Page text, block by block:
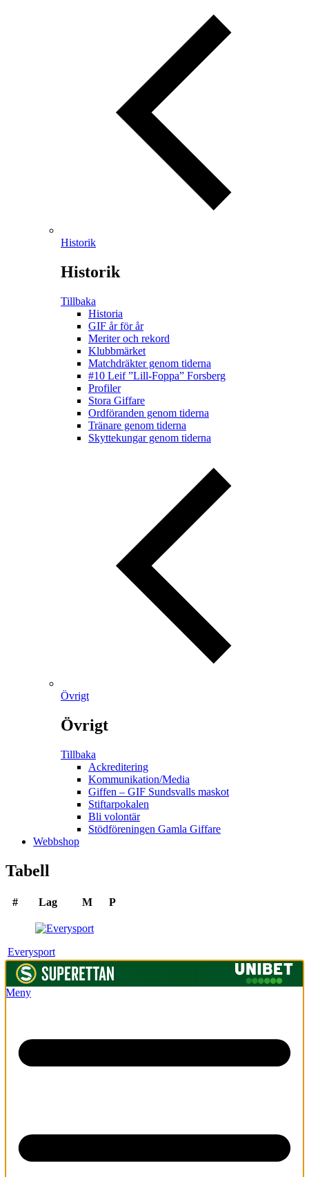
Historik
Historik
Tillbaka
Historia
GIF år för år
Meriter och rekord
Klubbmärket
Matchdräkter genom tiderna
#10 Leif ”Lill-Foppa” Forsberg
Profiler
Stora Giffare
Ordföranden genom tiderna
Tränare genom tiderna
Skyttekungar genom tiderna
Övrigt
Övrigt
Tillbaka
Ackreditering
Kommunikation/Media
Giffen – GIF Sundsvalls maskot
Stiftarpokalen
Bli volontär
Stödföreningen Gamla Giffare
Webbshop
Tabell
# Lag M P
Everysport
Meny